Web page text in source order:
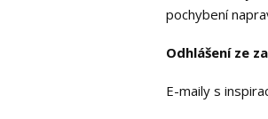
pochybení
Odhlášení ze
E-maily s